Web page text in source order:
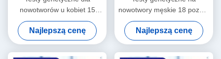
nowotworów u kobiet 15
pozycji
Najlepszą cenę
nowotwory męskie 18 pozycji
Testy genetyczne na
choroby
Najlepszą cenę